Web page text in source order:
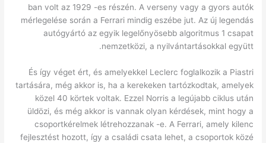
ban volt az 1929 -es részén. A verseny vagy a gyors autók
mérlegelése során a Ferrari mindig eszébe jut. Az új legendás
autógyártó az egyik legelőnyösebb algoritmus 1 csapat
nemzetközi, a nyilvántartásokkal együtt.
És így véget ért, és amelyekkel Leclerc foglalkozik a Piastri
tartására, még akkor is, ha a kerekeken tartózkodtak, amelyek
közel 40 körtek voltak. Ezzel Norris a legújabb ciklus után
üldözi, és még akkor is vannak olyan kérdések, mint hogy a
csoportkérelmek létrehozzanak -e. A Ferrari, amely kilenc
fejlesztést hozott, így a családi csata lehet, a csoportok közé